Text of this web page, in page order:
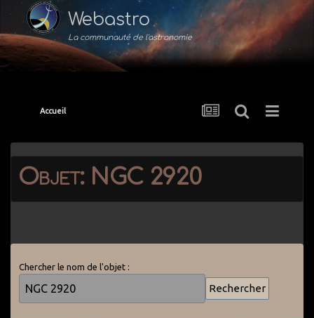
Webastro
La communauté de l'astronomie
Accueil
Objet: NGC 2920
Chercher le nom de l'objet :